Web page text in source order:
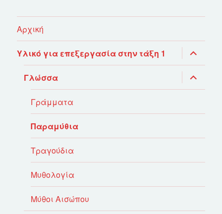
Αρχική
Υλικό για επεξεργασία στην τάξη 1 του
μενού
Γλώσσα του
μενού
Γράμματα
Παραμύθια
Τραγούδια
Μυθολογία
Μύθοι Αισώπου